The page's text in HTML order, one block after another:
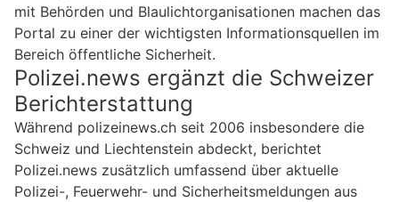
mit Behörden und Blaulichtorganisationen machen das
Portal zu einer der wichtigsten Informationsquellen im
Bereich öffentliche Sicherheit.
Polizei.news ergänzt die Schweizer
Berichterstattung
Während polizeinews.ch seit 2006 insbesondere die
Schweiz und Liechtenstein abdeckt, berichtet
Polizei.news zusätzlich umfassend über aktuelle
Polizei-, Feuerwehr- und Sicherheitsmeldungen aus